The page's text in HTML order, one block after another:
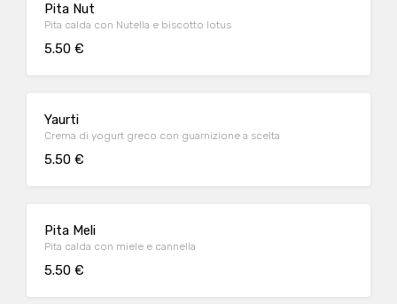
Pita Nut
Pita calda con Nutella e biscotto lotus
5.50 €
Yaurti
Crema di yogurt greco con guarnizione a scelta
5.50 €
Pita Meli
Pita calda con miele e cannella
5.50 €